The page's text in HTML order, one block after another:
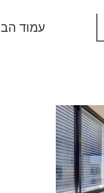
עמוד